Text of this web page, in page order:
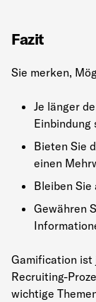
Fazit
Sie merken,
Je länger
Einbindung
Bieten Sie
einen
Bleiben
Gewähren
Gamification ist
Recruiting-
wichtige